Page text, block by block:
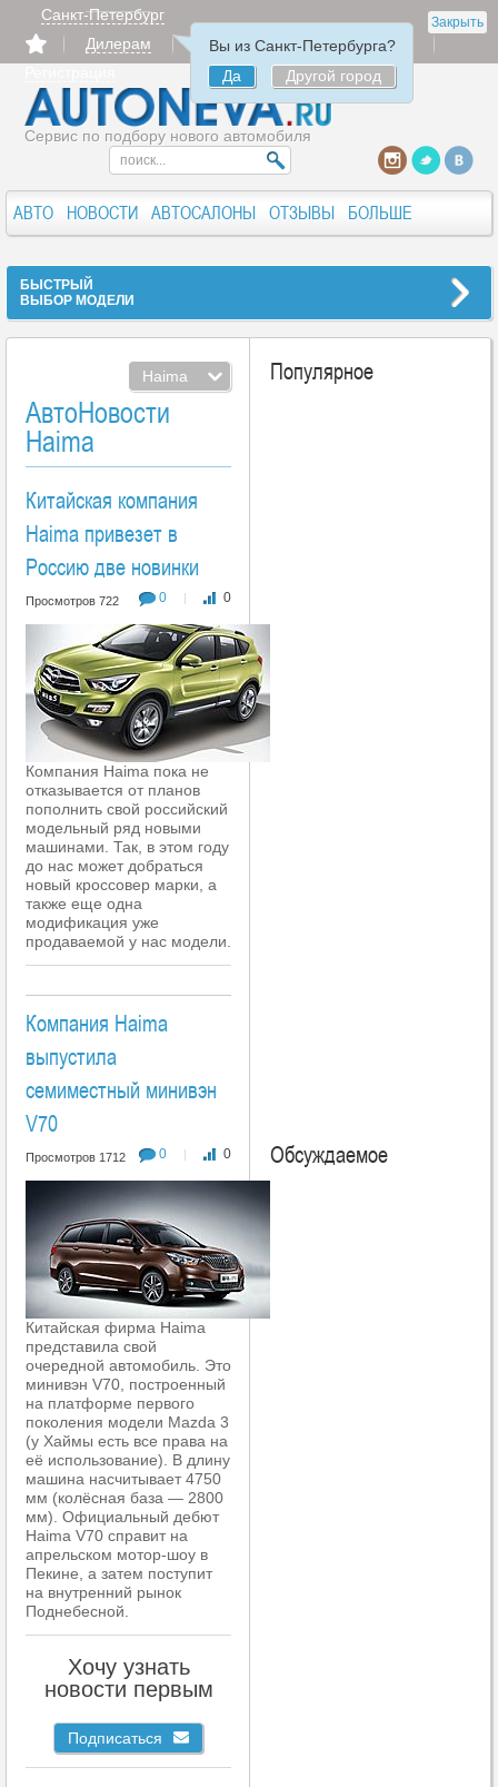
Закрыть
Санкт-Петербург
Вы из Санкт-Петербурга?
Да
Другой город
Дилерам Продать
Авторизация
Сервис по подбору нового автомобиля
АВТО НОВОСТИ АВТОСАЛОНЫ ОТЗЫВЫ БОЛЬШЕ
БЫСТРЫЙ
ВЫБОР МОДЕЛИ
Популярное
Обсуждаемое
Haima
АвтоНовости
Haima
Китайская компания
Haima привезет в
Россию две новинки
0 | 0
Просмотров 722
Компания Haima пока не
отказывается от планов
пополнить свой российский
модельный ряд новыми
машинами. Так, в этом году
до нас может добраться
новый кроссовер марки, а
также еще одна
модификация уже
продаваемой у нас модели.
Компания Haima
выпустила
семиместный минивэн
V70
0 | 0
Просмотров 1712
Китайская фирма Haima
представила свой
очередной автомобиль. Это
минивэн V70, построенный
на платформе первого
поколения модели Mazda 3
(у Хаймы есть все права на
её использование). В длину
машина насчитывает 4750
мм (колёсная база — 2800
мм). Официальный дебют
Haima V70 справит на
апрельском мотор-шоу в
Пекине, а затем поступит
на внутренний рынок
Поднебесной.
Хочу узнать
новости первым
Подписаться